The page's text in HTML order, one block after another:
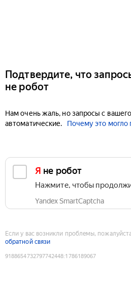
Подтвердите, что
не робот
Нам очень жаль, но запросы с
автоматические.
Почему это могло
Я не робот
Нажмите, чтобы
Yandex SmartCaptcha
Если у вас возникли проблемы,
обратной связи
9188654732797742448:1786189067